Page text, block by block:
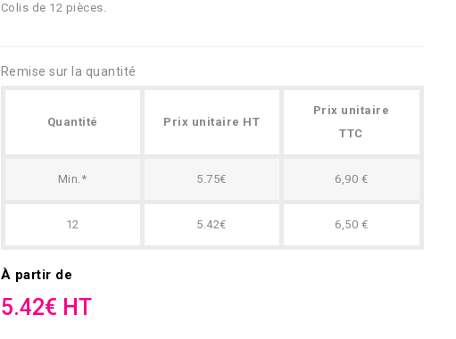
Colis de 12 pièces.
Remise sur la quantité
Quantité Prix unitaire HT
Prix unitaire
TTC
Min.* 5.75€ 6,90 €
12 5.42€ 6,50 €
À partir de
5.42€ HT